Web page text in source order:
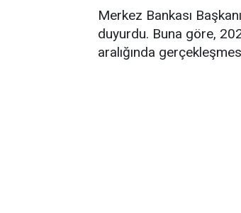
Merkez Bankası
duyurdu. Buna göre,
aralığında